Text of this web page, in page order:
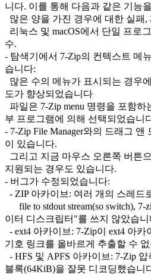
니다. 이를 통해 다음과 같은 기능
많은 양을 가진 경우에 대한 실패
리눅스 및 macOS에서 단일 프로
수.
- 탐색기에서 7-Zip의 컨텍스트 메
습니다:
많은 수의 메뉴가 표시되는 경우
도가 향상되었습니다
파일은 7-Zip menu 명령을 포함하
부 프로그램에 의해 선택되었습니
- 7-Zip File Manager와의 드래그
이 있습니다.
그리고 지금 마우스 오른쪽 버튼
지원되는 경우도 있습니다.
- 버그가 수정되었습니다:
- ZIP 아카이브: 여러 개의 스레드
file to stdout stream(so switch), 7-
이터 디스크립터"를 쓰지 않았습니
- ext4 아카이브: 7-Zip이 ext4 아
기호 링크를 올바르게 추출할 수
- HFS 및 APFS 아카이브: 7-Zip
블록(64KiB)을 잘못 디코딩했습니